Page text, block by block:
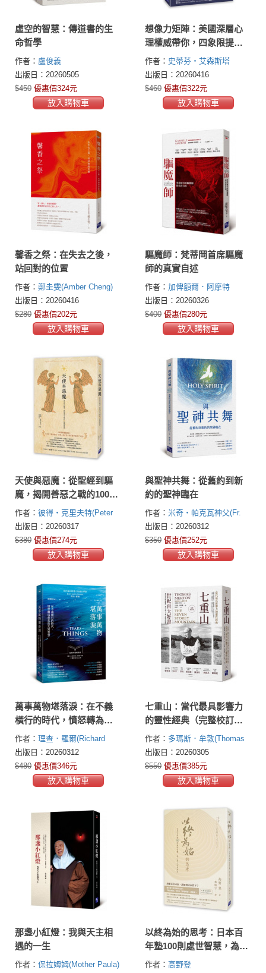
虛空的智慧：傳道書的生
命哲學
作者： 盧俊義
出版日：20260505
$450 優惠價324元
放入購物車
想像力矩陣：美國深層心
理權威帶你，四象限提取
創意原始碼，啟動隱性潛
能、喚醒天賦
作者： 史蒂芬・艾森斯塔
(Stephen Aizenstat, Ph.D.)
出版日：20260416
$460 優惠價322元
放入購物車
馨香之祭：在失去之後，
站回對的位置
作者： 鄭圭雯(Amber Cheng)
出版日：20260416
$280 優惠價202元
放入購物車
驅魔師：梵蒂岡首席驅魔
師的真實自述
作者： 加俾額爾．阿摩特
(Gabriele Amorth)
出版日：20260326
$400 優惠價280元
放入購物車
天使與惡魔：從聖經到驅
魔，揭開善惡之戰的100個
關鍵問題
作者： 彼得・克里夫特(Peter
Kreeft)
出版日：20260317
$380 優惠價274元
放入購物車
與聖神共舞：從舊約到新
約的聖神臨在
作者： 米奇・帕克瓦神父(Fr.
Mitch Pacwa S. J.)
出版日：20260312
$350 優惠價252元
放入購物車
萬事萬物堪落淚：在不義
橫行的時代，憤怒轉為慈
悲的先知智慧
作者： 理查．羅爾(Richard
Rohr)
出版日：20260312
$480 優惠價346元
放入購物車
七重山：當代最具影響力
的靈性經典（完整校訂
版）
作者： 多瑪斯．牟敦(Thomas
Merton)
出版日：20260305
$550 優惠價385元
放入購物車
那盞小紅燈：我與天主相
遇的一生
作者： 保拉姆姆(Mother Paula)
以終為始的思考：日本百
年塾100則處世智慧，為己
為人也為未來
作者： 高野登